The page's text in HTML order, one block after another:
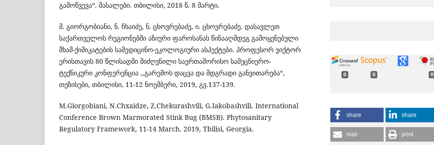
გამოწვევა“. მასალები. თბილისი, 2018 წ. 8 მარტი.
მ. გიორგობიანი, ნ. ჩხაიძე, ნ. ცხოვრებაძე, ი. ცხოვრებაძე. დასავლეთ
საქართველოს რეგიონებში აზიური ფაროსანას წინააღმდეგ გამოყენებული
შხამ-ქიმიკატების სამედიცინო-ეკოლოგიური ასპექტები. პროფესორ ვიქტორ
ერისთავის 80 წლისადმი მიძღვნილი საერთაშორისო სამეცნიერო-
ტექნიკური კონფერენცია ,,გარემოს დაცვა და მდგრადი განვითარება“,
თეზისები, თბილისი, 11-12 ნოემბერი, 2019, გვ.137-139.
M.Giorgobiani, N.Chxaidze, Z.Chekurashvili, G.Iakobashvili. International
Conference Brown Marmorated Stink Bug (BMSB). Phytosanitary
Regulatory Framework, 11-14 March. 2019, Tbilisi, Georgia.
0 0 0
share share
mail print